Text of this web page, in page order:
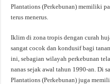
Plantations (Perkebunan) memiliki
terus menerus.
Iklim di zona tropis dengan curah
sangat cocok dan kondusif bagi
ini, sebagian wilayah perkebunan
nanas sejak awal tahun 1990-an. Di
Plantations (Perkebunan) juga